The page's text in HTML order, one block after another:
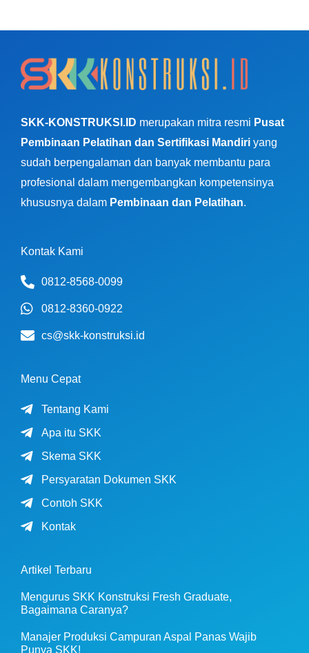
SKK-KONSTRUKSI.ID merupakan mitra resmi Pusat
Pembinaan Pelatihan dan Sertifikasi Mandiri yang
sudah berpengalaman dan banyak membantu para
profesional dalam mengembangkan kompetensinya
khususnya dalam Pembinaan dan Pelatihan.
Kontak Kami
0812-8568-0099
0812-8360-0922
cs@skk-konstruksi.id
Menu Cepat
Tentang Kami
Apa itu SKK
Skema SKK
Persyaratan Dokumen SKK
Contoh SKK
Kontak
Artikel Terbaru
Mengurus SKK Konstruksi Fresh Graduate,
Bagaimana Caranya?
Manajer Produksi Campuran Aspal Panas Wajib
Punya SKK!